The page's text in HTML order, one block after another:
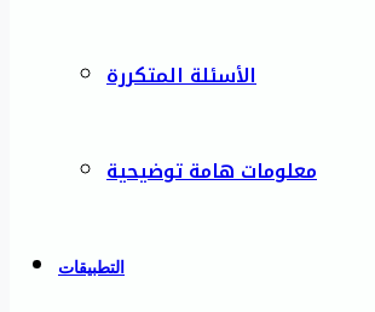
الأسئلة المتكررة
معلومات هامة توضيحية
التطبيقات